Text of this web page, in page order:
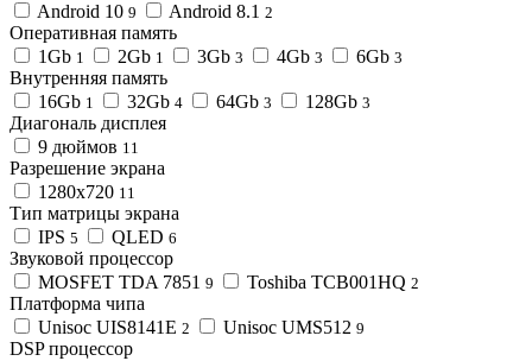
Android 10 9 Android 8.1 2
Оперативная память
1Gb 1 2Gb 1 3Gb 3 4Gb 3 6Gb 3
Внутренняя память
16Gb 1 32Gb 4 64Gb 3 128Gb 3
Диагональ дисплея
9 дюймов 11
Разрешение экрана
1280x720 11
Тип матрицы экрана
IPS 5 QLED 6
Звуковой процессор
MOSFET TDA 7851 9 Toshiba TCB001HQ 2
Платформа чипа
Unisoc UIS8141E 2 Unisoc UMS512 9
DSP процессор